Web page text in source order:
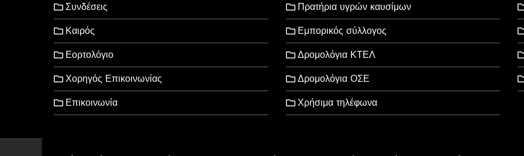
Συνδέσεις
Καιρός
Εορτολόγιο
Χορηγός Επικοινωνίας
Επικοινωνία
Πρατήρια υγρών καυσίμων
Εμπορικός σύλλογος
Δρομολόγια ΚΤΕΛ
Δρομολόγια ΟΣΕ
Χρήσιμα τηλέφωνα